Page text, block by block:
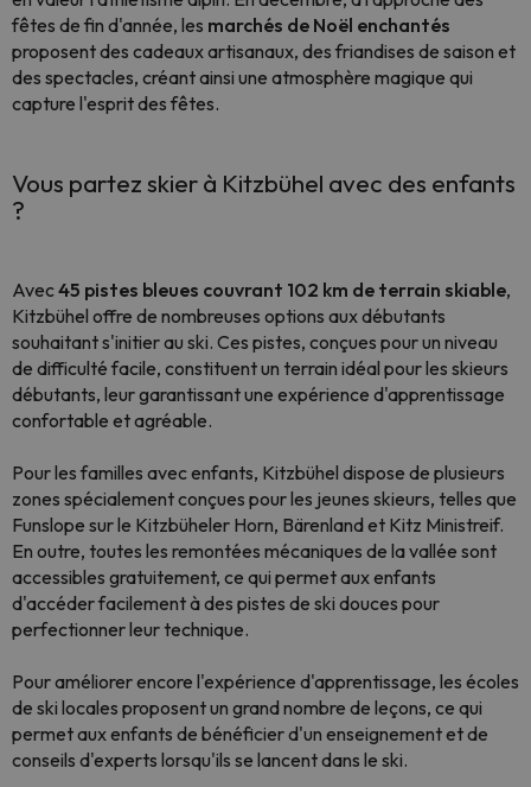
fêtes de fin d'année, les marchés de Noël enchantés
proposent des cadeaux artisanaux, des friandises de saison et
des spectacles, créant ainsi une atmosphère magique qui
capture l'esprit des fêtes.
Vous partez skier à Kitzbühel avec des enfants
?
Avec45 pistes bleues couvrant 102 km de terrain skiable,
Kitzbühel offre de nombreuses options aux débutants
souhaitant s'initier au ski. Ces pistes, conçues pour un niveau
de difficulté facile, constituent un terrain idéal pour les skieurs
débutants, leur garantissant une expérience d'apprentissage
confortable et agréable.
Pour les familles avec enfants, Kitzbühel dispose de plusieurs
zones spécialement conçues pour les jeunes skieurs, telles que
Funslope sur le Kitzbüheler Horn, Bärenland et Kitz Ministreif.
En outre, toutes les remontées mécaniques de la vallée sont
accessibles gratuitement, ce qui permet aux enfants
d'accéder facilement à des pistes de ski douces pour
perfectionner leur technique.
Pour améliorer encore l'expérience d'apprentissage, les écoles
de ski locales proposent un grand nombre de leçons, ce qui
permet aux enfants de bénéficier d'un enseignement et de
conseils d'experts lorsqu'ils se lancent dans le ski.